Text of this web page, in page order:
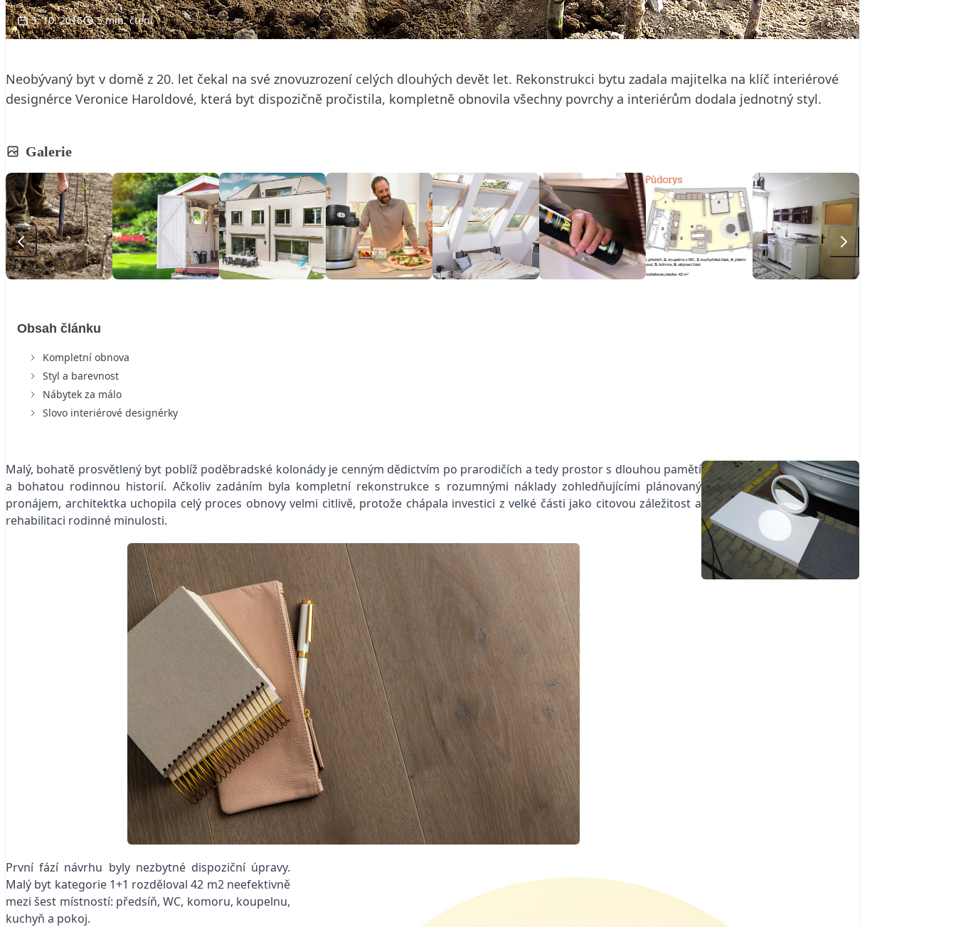
5. 10. 2016 5 min. čtení
Neobývaný byt v domě z 20. let čekal na své znovuzrození celých dlouhých devět let. Rekonstrukci bytu zadala majitelka na klíč interiérové
designérce Veronice Haroldové, která byt dispozičně pročistila, kompletně obnovila všechny povrchy a interiérům dodala jednotný styl.
Galerie
Obsah článku
Kompletní obnova
Styl a barevnost
Nábytek za málo
Slovo interiérové designérky
Malý, bohatě prosvětlený byt poblíž poděbradské kolonády je cenným dědictvím po prarodičích a tedy prostor s dlouhou pamětí
a bohatou rodinnou historií. Ačkoliv zadáním byla kompletní rekonstrukce s rozumnými náklady zohledňujícími plánovaný
pronájem, architektka uchopila celý proces obnovy velmi citlivě, protože chápala investici z velké části jako citovou záležitost a
rehabilitaci rodinné minulosti.
První fází návrhu byly nezbytné dispoziční úpravy.
Malý byt kategorie 1+1 rozděloval 42 m2 neefektivně
mezi šest místností: předsíň, WC, komoru, koupelnu,
kuchyň a pokoj.